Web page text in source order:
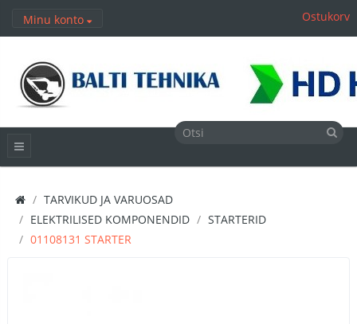
Minu konto Ostukorv
TARVIKUD JA VARUOSAD
ELEKTRILISED KOMPONENDID
STARTERID
01108131 STARTER